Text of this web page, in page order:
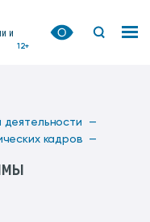
и
12+
деятельности —
кадров —